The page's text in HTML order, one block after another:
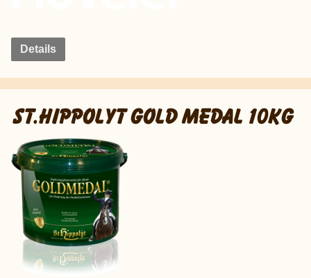
Details
ST.HIPPOLYT GOLD MEDAL 10KG